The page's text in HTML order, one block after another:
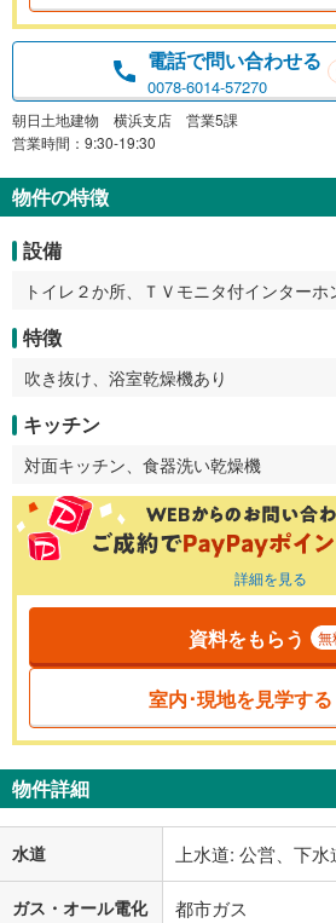
電話で問い合わせる
0078-6014-57270
朝日土地建物 横浜支店 営業5課
営業時間：9:30-19:30
物件の特徴
設備
トイレ２か所、ＴＶモニタ付インターホ
特徴
吹き抜け、浴室乾燥機あり
キッチン
対面キッチン、食器洗い乾燥機
詳細を見る
資料をもらう 無
室内･現地を見学する
物件詳細
水道 上水道: 公営、下水
ガス・オール電化 都市ガス